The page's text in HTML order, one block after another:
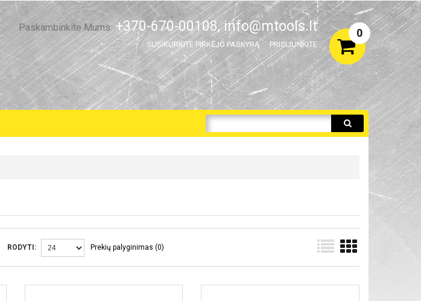
0
Paskambinkite Mums:+370-670-00108,info@mtools.lt
PRISIJUNKITE
SUSIKURKITE PIRKĖJO PASKYRĄ
RODYTI: Prekių palyginimas (0)